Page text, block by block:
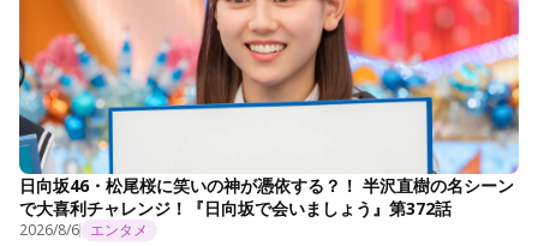
日向坂46・松尾桜に笑いの神が憑依する？！ 半沢直樹の名シーン
で大喜利チャレンジ！『日向坂で会いましょう』第372話
2026/8/6 エンタメ